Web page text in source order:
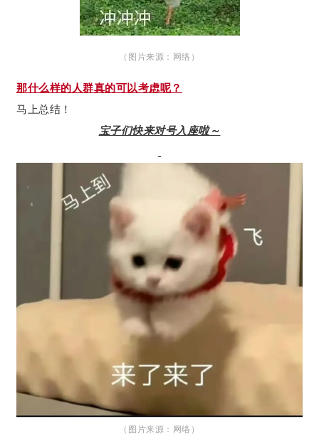
（图片来源：网络）
那什么样的人群真的可以考虑呢？
马上总结！
宝子们快来对号入座啦～
（图片来源：网络 ）